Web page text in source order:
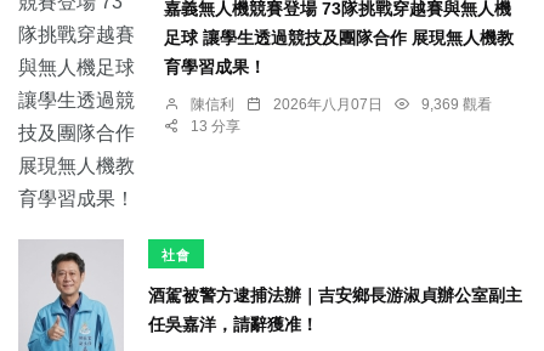
嘉義無人機競賽登場 73隊挑戰穿越賽與無人機
足球 讓學生透過競技及團隊合作 展現無人機教
育學習成果！
陳信利 2026年八月07日
9,369 觀看
13 分享
社會
酒駕被警方逮捕法辦｜吉安鄉長游淑貞辦公室副主
任吳嘉洋，請辭獲准！